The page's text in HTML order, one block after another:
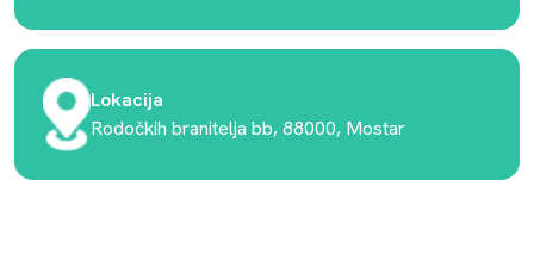
Lokacija
Rodočkih branitelja bb, 88000, Mostar